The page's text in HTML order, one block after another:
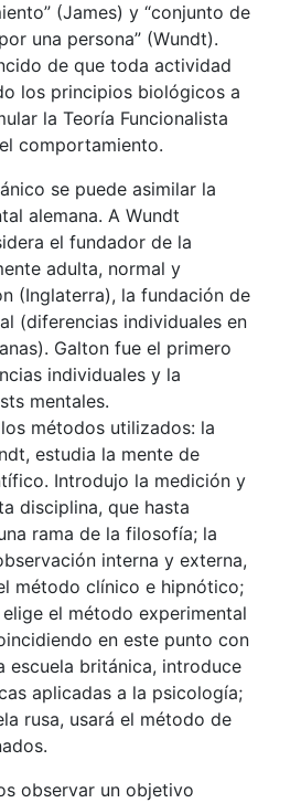
(James) y “conjunto de
una persona” (Wundt).
de que toda actividad
los principios biológicos a
la Teoría Funcionalista
comportamiento.
se puede asimilar la
alemana. A Wundt
el fundador de la
adulta, normal y
(Inglaterra), la fundación de
(diferencias individuales en
Galton fue el primero
individuales y la
mentales.
métodos utilizados: la
estudia la mente de
Introdujo la medición y
disciplina, que hasta
rama de la filosofía; la
interna y externa,
método clínico e hipnótico;
el método experimental
en este punto con
escuela británica, introduce
aplicadas a la psicología;
rusa, usará el método de
observar un objetivo